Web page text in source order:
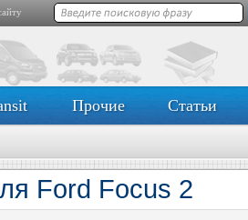
Прочие Статьи
Ford Focus 2